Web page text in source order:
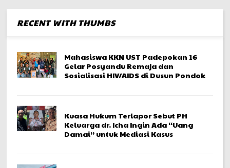
RECENT WITH THUMBS
Mahasiswa KKN UST Padepokan 16
Gelar Posyandu Remaja dan
Sosialisasi HIV/AIDS di Dusun Pondok
Kuasa Hukum Terlapor Sebut PH
Keluarga dr. Icha Ingin Ada “Uang
Damai” untuk Mediasi Kasus